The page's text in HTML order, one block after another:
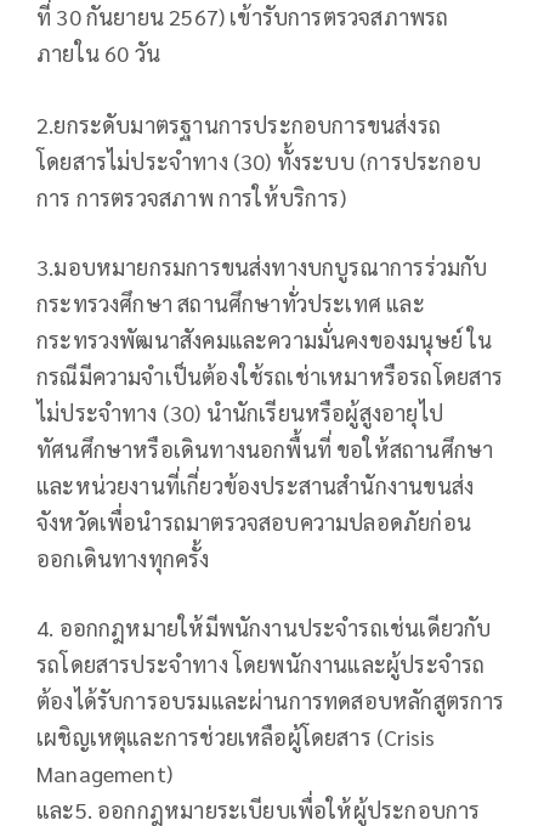
ที่ 30 กันยายน 2567) เข้ารับการตรวจสภาพรถ
ภายใน 60 วัน
2.ยกระดับมาตรฐานการประกอบการขนส่งรถ
โดยสารไม่ประจำทาง (30) ทั้งระบบ (การประกอบ
การ การตรวจสภาพ การให้บริการ)
3.มอบหมายกรมการขนส่งทางบกบูรณาการร่วมกับ
กระทรวงศึกษา สถานศึกษาทั่วประเทศ และ
กระทรวงพัฒนาสังคมและความมั่นคงของมนุษย์ ใน
กรณีมีความจำเป็นต้องใช้รถเช่าเหมาหรือรถโดยสาร
ไม่ประจำทาง (30) นำนักเรียนหรือผู้สูงอายุไป
ทัศนศึกษาหรือเดินทางนอกพื้นที่ ขอให้สถานศึกษา
และหน่วยงานที่เกี่ยวข้องประสานสำนักงานขนส่ง
จังหวัดเพื่อนำรถมาตรวจสอบความปลอดภัยก่อน
ออกเดินทางทุกครั้ง
4. ออกกฎหมายให้มีพนักงานประจำรถเช่นเดียวกับ
รถโดยสารประจำทาง โดยพนักงานและผู้ประจำรถ
ต้องได้รับการอบรมและผ่านการทดสอบหลักสูตรการ
เผชิญเหตุและการช่วยเหลือผู้โดยสาร (Crisis
Management)
และ5. ออกกฎหมายระเบียบเพื่อให้ผู้ประกอบการ